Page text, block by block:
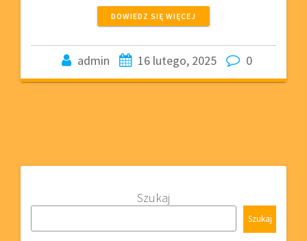
DOWIEDZ SIĘ WIĘCEJ
admin 16 lutego, 2025 0
Szukaj
Szukaj